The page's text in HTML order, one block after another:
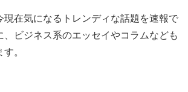
現在気になるトレンディな話題を速報で
、ビジネス系のエッセイやコラムなども
。